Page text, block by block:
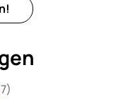
5 (7 Bewertungen)